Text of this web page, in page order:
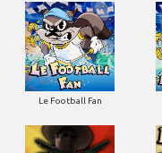
Le Football Fan